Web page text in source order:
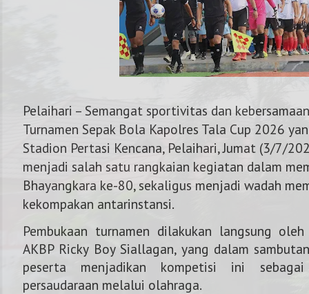
Pelaihari – Semangat sportivitas dan
Turnamen Sepak Bola Kapolres Tala Cup 2026
Stadion Pertasi Kencana, Pelaihari, Jumat (3/7/
menjadi salah satu rangkaian kegiatan dalam
Bhayangkara ke-80, sekaligus menjadi wadah
kekompakan antarinstansi.
Pembukaan turnamen dilakukan langsung
AKBP Ricky Boy Siallagan, yang dalam
peserta menjadikan kompetisi ini
persaudaraan melalui olahraga.
NOMOR